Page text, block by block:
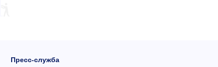
Пресс-служба